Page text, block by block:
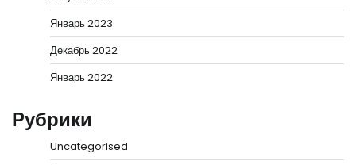
Январь 2023
Декабрь 2022
Январь 2022
Рубрики
Uncategorised